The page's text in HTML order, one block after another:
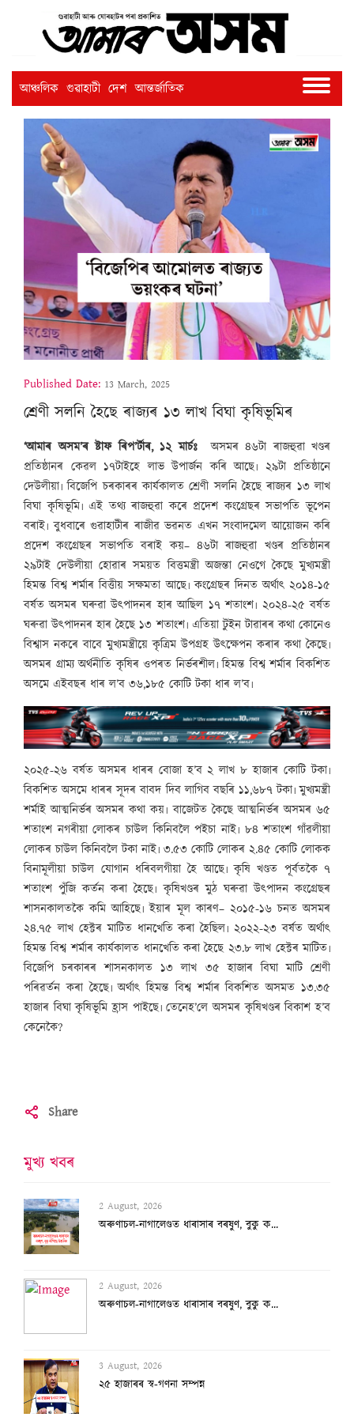
আঞ্চলিক গুৱাহাটী দেশ আন্তৰ্জাতিক
Published Date: 13 March, 2025
শ্ৰেণী সলনি হৈছে ৰাজ্যৰ ১৩ লাখ বিঘা কৃষিভূমিৰ
‘আমাৰ অসম’ৰ ষ্টাফ ৰিপ’ৰ্টাৰ, ১২ মাৰ্চঃঅসমৰ ৪৬টা ৰাজহুৱা খণ্ডৰ
প্ৰতিষ্ঠানৰ কেৱল ১৭টাইহে লাভ উপাৰ্জন কৰি আছে৷ ২৯টা প্ৰতিষ্ঠানে
দেউলীয়া৷ বিজেপি চৰকাৰৰ কাৰ্যকালত শ্ৰেণী সলনি হৈছে ৰাজ্যৰ ১৩ লাখ
বিঘা কৃষিভূমি৷ এই তথ্য ৰাজহুৱা কৰে প্ৰদেশ কংগ্ৰেছৰ সভাপতি ভূপেন
বৰাই৷ বুধবাৰে গুৱাহাটীৰ ৰাজীৱ ভৱনত এখন সংবাদমেল আয়োজন কৰি
প্ৰদেশ কংগ্ৰেছৰ সভাপতি বৰাই কয়– ৪৬টা ৰাজহুৱা খণ্ডৰ প্ৰতিষ্ঠানৰ
২৯টাই দেউলীয়া হোৱাৰ সময়ত বিত্তমন্ত্ৰী অজন্তা নেওগে কৈছে মুখ্যমন্ত্ৰী
হিমন্ত বিশ্ব শৰ্মাৰ বিত্তীয় সক্ষমতা আছে৷ কংগ্ৰেছৰ দিনত অৰ্থাৎ ২০১৪-১৫
বৰ্ষত অসমৰ ঘৰুৱা উৎপাদনৰ হাৰ আছিল ১৭ শতাংশ৷ ২০২৪-২৫ বৰ্ষত
ঘৰুৱা উৎপাদনৰ হাৰ হৈছে ১৩ শতাংশ৷ এতিয়া টুইন টাৱাৰৰ কথা কোনেও
বিশ্বাস নকৰে বাবে মুখ্যমন্ত্ৰীয়ে কৃত্ৰিম উপগ্ৰহ উৎক্ষেপন কৰাৰ কথা কৈছে৷
অসমৰ গ্ৰাম্য অৰ্থনীতি কৃষিৰ ওপৰত নিৰ্ভৰশীল৷ হিমন্ত বিশ্ব শৰ্মাৰ বিকশিত
অসমে এইবছৰ ধাৰ ল’ব ৩৬,১৮৫ কোটি টকা ধাৰ ল’ব৷
২০২৫-২৬ বৰ্ষত অসমৰ ধাৰৰ বোজা হ’ব ২ লাখ ৮ হাজাৰ কোটি টকা৷
বিকশিত অসমে ধাৰৰ সূদৰ বাবদ দিব লাগিব বছৰি ১১,৬৮৭ টকা৷ মুখ্যমন্ত্ৰী
শৰ্মাই আত্মনিৰ্ভৰ অসমৰ কথা কয়৷ বাজেটত কৈছে আত্মনিৰ্ভৰ অসমৰ ৬৫
শতাংশ নগৰীয়া লোকৰ চাউল কিনিবলৈ পইচা নাই৷ ৮৪ শতাংশ গাঁৱলীয়া
লোকৰ চাউল কিনিবলৈ টকা নাই৷ ৩.৫৩ কোটি লোকৰ ২.৪৫ কোটি লোকক
বিনামূলীয়া চাউল যোগান ধৰিবলগীয়া হৈ আছে৷ কৃষি খণ্ডত পূৰ্বতকৈ ৭
শতাংশ পুঁজি কৰ্তন কৰা হৈছে৷ কৃষিখণ্ডৰ মুঠ ঘৰুৱা উৎপাদন কংগ্ৰেছৰ
শাসনকালতকৈ কমি আহিছে৷ ইয়াৰ মূল কাৰণ– ২০১৫-১৬ চনত অসমৰ
২৪.৭৫ লাখ হেক্টৰ মাটিত ধানখেতি কৰা হৈছিল৷ ২০২২-২৩ বৰ্ষত অৰ্থাৎ
হিমন্ত বিশ্ব শৰ্মাৰ কাৰ্যকালত ধানখেতি কৰা হৈছে ২৩.৮ লাখ হেক্টৰ মাটিত৷
বিজেপি চৰকাৰৰ শাসনকালত ১৩ লাখ ৩৫ হাজাৰ বিঘা মাটি শ্ৰেণী
পৰিৱৰ্তন কৰা হৈছে৷ অৰ্থাৎ হিমন্ত বিশ্ব শৰ্মাৰ বিকশিত অসমত ১৩.৩৫
হাজাৰ বিঘা কৃষিভূমি হ্ৰাস পাইছে৷ তেনেহ’লে অসমৰ কৃষিখণ্ডৰ বিকাশ হ’ব
কেনেকৈ?
Share
মুখ্য খবৰ
2 August, 2026
অৰুণাচল-নাগালেণ্ডত ধাৰাসাৰ বৰষুণ, বুকু ক...
3 August, 2026
২৫ হাজাৰৰ স্ব-গণনা সম্পন্ন
3 August, 2026
অসমৰ বানক ৰাষ্ট্ৰীয় সমস্যা ঘোষণাৰ দাবীত...